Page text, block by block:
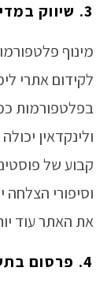
3. שיווק במדיה חברתית:
מינוף
לקידום אתרי
בפלטפורמות
ולינקדאין
קבוע של
וסיפורי הצלחה
את האתר עוד
4. פרסום בתשלום: